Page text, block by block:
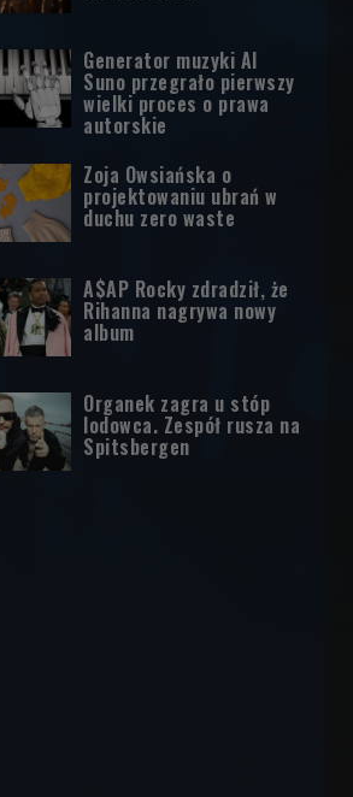
Generator muzyki AI
Suno przegrało pierwszy
wielki proces o prawa
autorskie
Zoja Owsiańska o
projektowaniu ubrań w
duchu zero waste
A$AP Rocky zdradził, że
Rihanna nagrywa nowy
album
Organek zagra u stóp
lodowca. Zespół rusza na
Spitsbergen